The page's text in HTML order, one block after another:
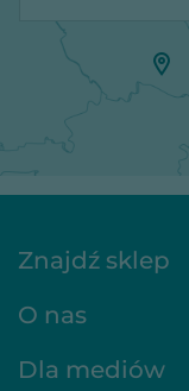
Znajdź sklep
O nas
Dla mediów